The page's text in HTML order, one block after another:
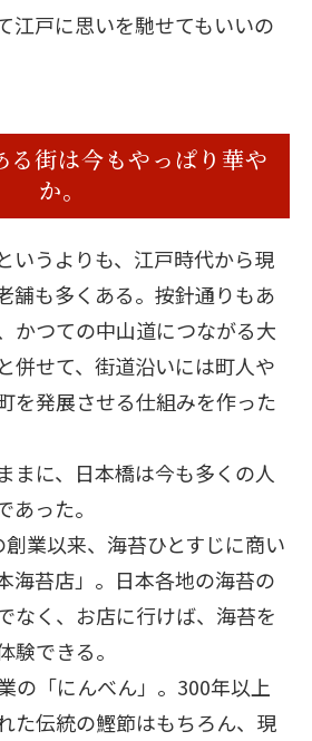
江戸に思いを馳せてもいいの
る街は今もやっぱり華や
か。
いうよりも、江戸時代から現
舗も多くある。按針通りもあ
かつての中山道につながる大
併せて、街道沿いには町人や
を発展させる仕組みを作った
まに、日本橋は今も多くの人
あった。
業以来、海苔ひとすじに商い
海苔店」。日本各地の海苔の
なく、お店に行けば、海苔を
験できる。
の「にんべん」。300年以上
た伝統の鰹節はもちろん、現